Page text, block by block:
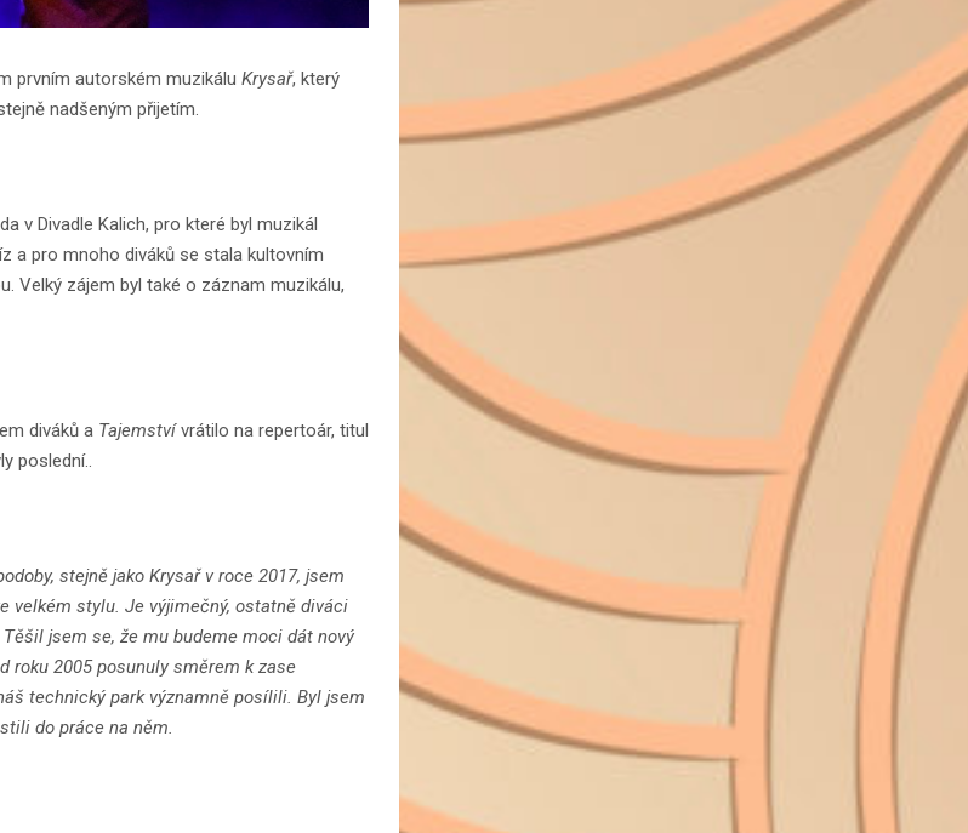
prvním autorském muzikálu Krysař, který
nadšeným přijetím.
v Divadle Kalich, pro které byl muzikál
a pro mnoho diváků se stala kultovním
Velký zájem byl také o záznam muzikálu,
diváků a Tajemstvívrátilo na repertoár, titul
poslední..
stejně jako Krysař v roce 2017, jsem
velkém stylu. Je výjimečný, ostatně diváci
jsem se, že mu budeme moci dát nový
roku 2005 posunuly směrem k zase
technický park významně posílili. Byl jsem
do práce na něm.